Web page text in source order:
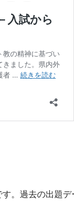
。過去の出題